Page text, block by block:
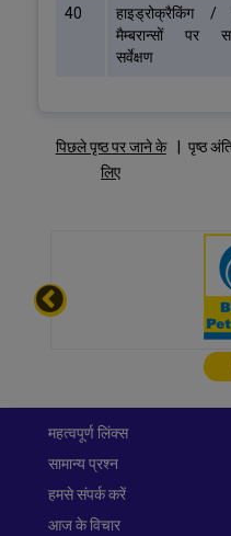
40
हाइड्रोक्रैकिंग /
मैम्बरान्सों पर
सर्वेक्षण
पिछले पृष्ठ पर जाने के
लिए
पृष्ठ
महत्वपूर्ण लिंक्स
सामान्य प्रश्न
हमसे संपर्क करें
आज के विचार